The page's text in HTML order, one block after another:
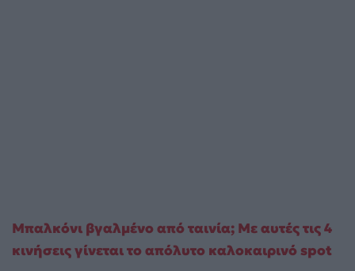
Μπαλκόνι βγαλμένο από ταινία; Με αυτές τις 4
κινήσεις γίνεται το απόλυτο καλοκαιρινό spot